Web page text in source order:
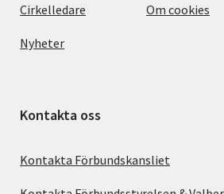
Cirkelledare
Nyheter
Om cookies
Kontakta oss
Kontakta Förbundskansliet